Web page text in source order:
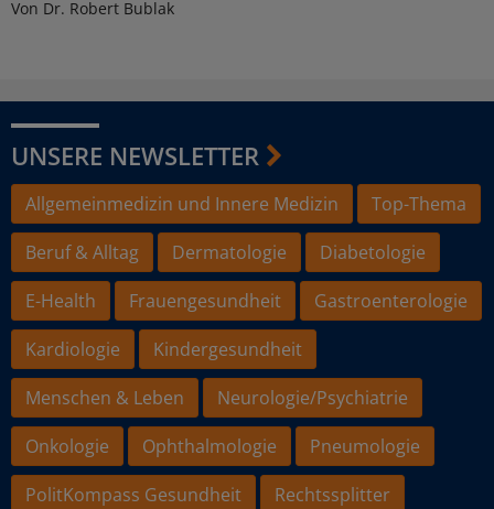
Von Dr. Robert Bublak
UNSERE NEWSLETTER
Allgemeinmedizin und Innere Medizin
Top-Thema
Beruf & Alltag
Dermatologie
Diabetologie
E-Health
Frauengesundheit
Gastroenterologie
Kardiologie
Kindergesundheit
Menschen & Leben
Neurologie/Psychiatrie
Onkologie
Ophthalmologie
Pneumologie
PolitKompass Gesundheit
Rechtssplitter